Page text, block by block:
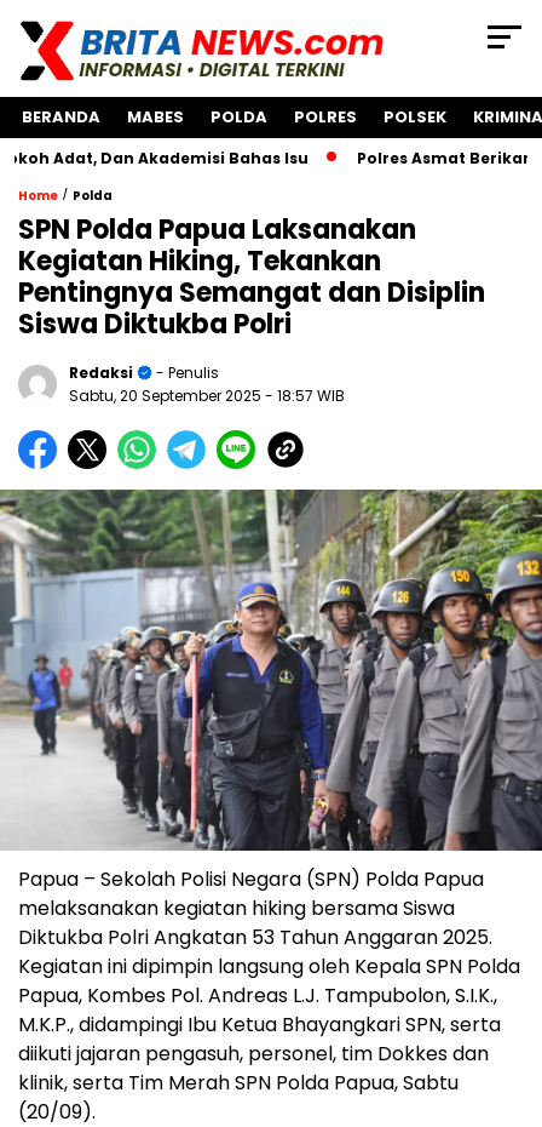
BERANDA MABES POLDA POLRES POLSEK
Dan Akademisi Bahas Isu Polres Asmat Berikan Bantuan
Home / Polda
SPN Polda Papua Laksanakan
Kegiatan Hiking, Tekankan
Pentingnya Semangat dan Disiplin
Siswa Diktukba Polri
Redaksi
- Penulis
Sabtu, 20 September 2025 - 18:57 WIB
Papua – Sekolah Polisi Negara (SPN) Polda Papua
melaksanakan kegiatan hiking bersama Siswa
Diktukba Polri Angkatan 53 Tahun Anggaran 2025.
Kegiatan ini dipimpin langsung oleh Kepala SPN Polda
Papua, Kombes Pol. Andreas L.J. Tampubolon, S.I.K.,
M.K.P., didampingi Ibu Ketua Bhayangkari SPN, serta
diikuti jajaran pengasuh, personel, tim Dokkes dan
klinik, serta Tim Merah SPN Polda Papua, Sabtu
(20/09).